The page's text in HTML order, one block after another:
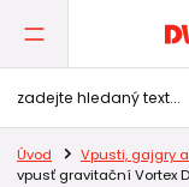
Úvod Vpusti, gajgry
vpusť gravitační Vortex